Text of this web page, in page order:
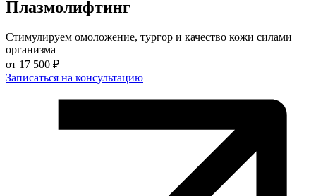
Плазмолифтинг
Стимулируем омоложение, тургор и качество кожи силами
организма
от 17 500 ₽
Записаться на консультацию